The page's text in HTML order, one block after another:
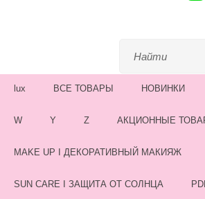
lux ВСЕ ТОВАРЫ НОВИНКИ
W Y Z АКЦИОННЫЕ
MAKE UP I ДЕКОРАТИВНЫЙ МАКИЯЖ
SUN CARE I ЗАЩИТА ОТ СОЛНЦА